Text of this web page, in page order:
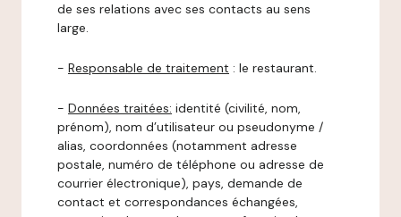
de ses relations avec ses contacts au sens
large.
- Responsable de traitement : le restaurant.
- Données traitées: identité (civilité, nom,
prénom), nom d’utilisateur ou pseudonyme /
alias, coordonnées (notamment adresse
postale, numéro de téléphone ou adresse de
courrier électronique), pays, demande de
contact et correspondances échangées,